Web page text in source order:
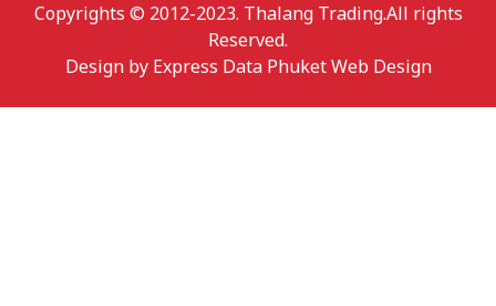
Copyrights © 2012-2023. Thalang Trading.All rights
Reserved.
Design by Express Data Phuket Web Design